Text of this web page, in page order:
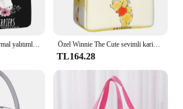
Özel Winnie The Cute sevimli karikatür termal yalıtımlı öğle yemeği çanta açık piknik için taşınabilir yemek taşıma çantası İşlevli yiyecek kutusu
TL164.28